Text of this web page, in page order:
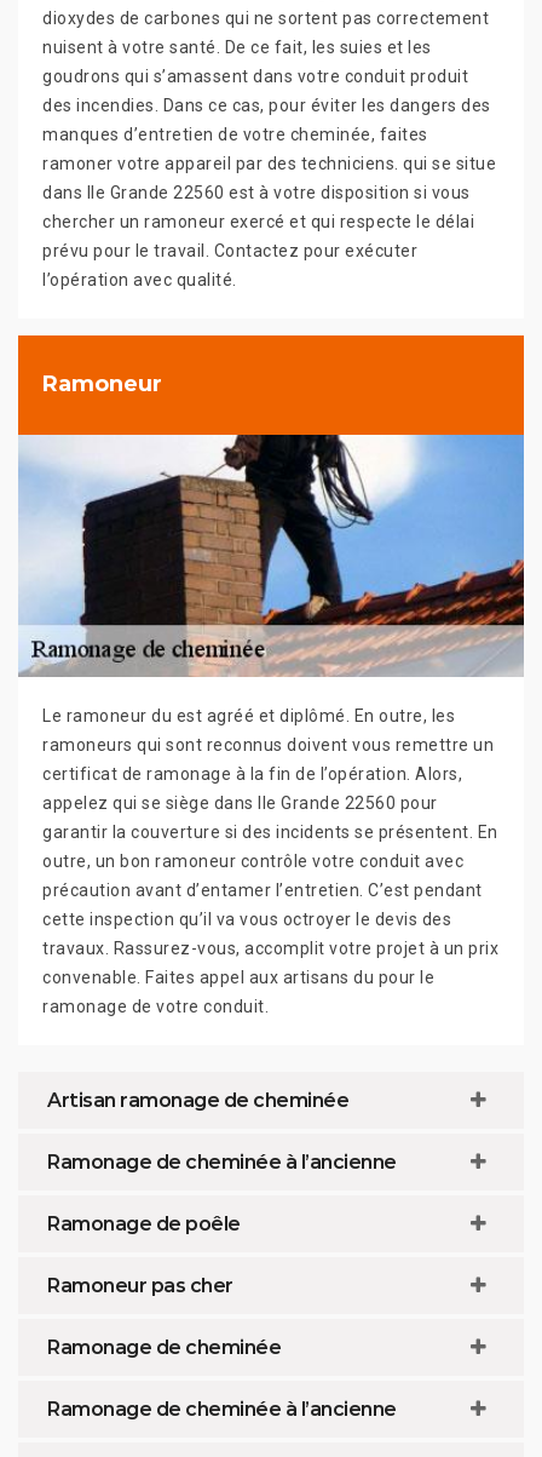
dioxydes de carbones qui ne sortent pas correctement
nuisent à votre santé. De ce fait, les suies et les
goudrons qui s’amassent dans votre conduit produit
des incendies. Dans ce cas, pour éviter les dangers des
manques d’entretien de votre cheminée, faites
ramoner votre appareil par des techniciens. qui se situe
dans Ile Grande 22560 est à votre disposition si vous
chercher un ramoneur exercé et qui respecte le délai
prévu pour le travail. Contactez pour exécuter
l’opération avec qualité.
Ramoneur
Le ramoneur du est agréé et diplômé. En outre, les
ramoneurs qui sont reconnus doivent vous remettre un
certificat de ramonage à la fin de l’opération. Alors,
appelez qui se siège dans Ile Grande 22560 pour
garantir la couverture si des incidents se présentent. En
outre, un bon ramoneur contrôle votre conduit avec
précaution avant d’entamer l’entretien. C’est pendant
cette inspection qu’il va vous octroyer le devis des
travaux. Rassurez-vous, accomplit votre projet à un prix
convenable. Faites appel aux artisans du pour le
ramonage de votre conduit.
Artisan ramonage de cheminée
Ramonage de cheminée à l’ancienne
Ramonage de poêle
Ramoneur pas cher
Ramonage de cheminée
Ramonage de cheminée à l’ancienne